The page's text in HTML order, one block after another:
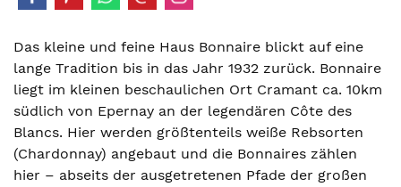
Das kleine und feine Haus Bonnaire blickt auf eine
lange Tradition bis in das Jahr 1932 zurück. Bonnaire
liegt im kleinen beschaulichen Ort Cramant ca. 10km
südlich von Epernay an der legendären Côte des
Blancs. Hier werden größtenteils weiße Rebsorten
(Chardonnay) angebaut und die Bonnaires zählen
hier – abseits der ausgetretenen Pfade der großen